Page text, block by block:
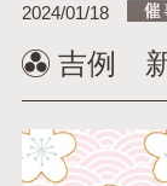
2024/01/18
吉例